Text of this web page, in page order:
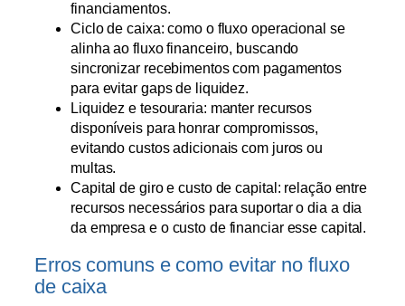
financiamentos.
Ciclo de caixa: como o fluxo operacional se
alinha ao fluxo financeiro, buscando
sincronizar recebimentos com pagamentos
para evitar gaps de liquidez.
Liquidez e tesouraria: manter recursos
disponíveis para honrar compromissos,
evitando custos adicionais com juros ou
multas.
Capital de giro e custo de capital: relação entre
recursos necessários para suportar o dia a dia
da empresa e o custo de financiar esse capital.
Erros comuns e como evitar no fluxo
de caixa